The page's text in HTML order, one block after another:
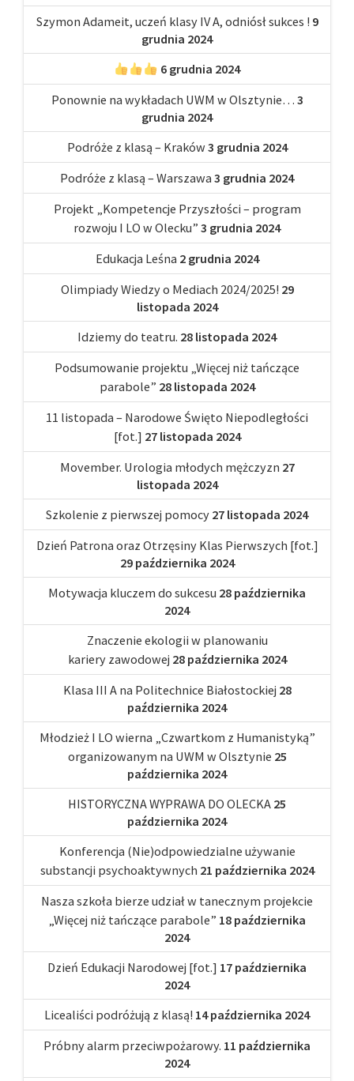
Szymon Adameit, uczeń klasy IV A, odniósł sukces ! 9
grudnia 2024
6 grudnia 2024
Ponownie na wykładach UWM w Olsztynie… 3
grudnia 2024
Podróże z klasą – Kraków 3 grudnia 2024
Podróże z klasą – Warszawa 3 grudnia 2024
Projekt „Kompetencje Przyszłości – program
rozwoju I LO w Olecku” 3 grudnia 2024
Edukacja Leśna 2 grudnia 2024
Olimpiady Wiedzy o Mediach 2024/2025! 29
listopada 2024
Idziemy do teatru. 28 listopada 2024
Podsumowanie projektu „Więcej niż tańczące
parabole” 28 listopada 2024
11 listopada – Narodowe Święto Niepodległości
[fot.] 27 listopada 2024
Movember. Urologia młodych mężczyzn 27
listopada 2024
Szkolenie z pierwszej pomocy 27 listopada 2024
Dzień Patrona oraz Otrzęsiny Klas Pierwszych [fot.]
29 października 2024
Motywacja kluczem do sukcesu 28 października
2024
Znaczenie ekologii w planowaniu
kariery zawodowej 28 października 2024
Klasa III A na Politechnice Białostockiej 28
października 2024
Młodzież I LO wierna „Czwartkom z Humanistyką”
organizowanym na UWM w Olsztynie 25
października 2024
HISTORYCZNA WYPRAWA DO OLECKA 25
października 2024
Konferencja (Nie)odpowiedzialne używanie
substancji psychoaktywnych 21 października 2024
Nasza szkoła bierze udział w tanecznym projekcie
„Więcej niż tańczące parabole” 18 października
2024
Dzień Edukacji Narodowej [fot.] 17 października
2024
Licealiści podróżują z klasą! 14 października 2024
Próbny alarm przeciwpożarowy. 11 października
2024